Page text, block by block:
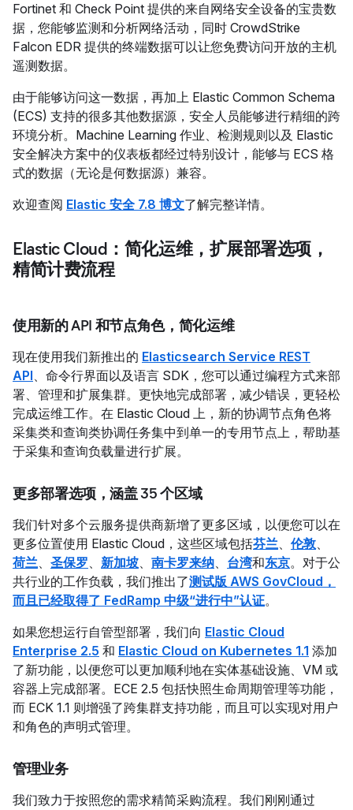
Fortinet 和 Check Point 提供的来自网络安全设备的宝贵数
据，您能够监测和分析网络活动，同时 CrowdStrike
Falcon EDR 提供的终端数据可以让您免费访问开放的主机
遥测数据。
由于能够访问这一数据，再加上 Elastic Common Schema
(ECS) 支持的很多其他数据源，安全人员能够进行精细的跨
环境分析。Machine Learning 作业、检测规则以及 Elastic
安全解决方案中的仪表板都经过特别设计，能够与 ECS 格
式的数据（无论是何数据源）兼容。
欢迎查阅 Elastic 安全 7.8 博文了解完整详情。
Elastic Cloud：简化运维，扩展部署选项，
精简计费流程
使用新的 API 和节点角色，简化运维
现在使用我们新推出的 Elasticsearch Service REST
API、命令行界面以及语言 SDK，您可以通过编程方式来部
署、管理和扩展集群。更快地完成部署，减少错误，更轻松
完成运维工作。在 Elastic Cloud 上，新的协调节点角色将
采集类和查询类协调任务集中到单一的专用节点上，帮助基
于采集和查询负载量进行扩展。
更多部署选项，涵盖 35 个区域
我们针对多个云服务提供商新增了更多区域，以便您可以在
更多位置使用 Elastic Cloud，这些区域包括芬兰、 伦敦、
荷兰、 圣保罗、 新加坡、 南卡罗来纳、 台湾和东京。对于公
共行业的工作负载，我们推出了测试版 AWS GovCloud，
而且已经取得了 FedRamp 中级“进行中”认证。
如果您想运行自管型部署，我们向 Elastic Cloud
Enterprise 2.5 和 Elastic Cloud on Kubernetes 1.1 添加
了新功能，以便您可以更加顺利地在实体基础设施、VM 或
容器上完成部署。ECE 2.5 包括快照生命周期管理等功能，
而 ECK 1.1 则增强了跨集群支持功能，而且可以实现对用户
和角色的声明式管理。
管理业务
我们致力于按照您的需求精简采购流程。我们刚刚通过